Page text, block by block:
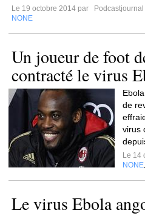
Le 19 octobre 2014 par
Podcastjournal
NONE
Un joueur de foot
contracté le virus
de
virus
Le 14
NONE
Le virus Ebola